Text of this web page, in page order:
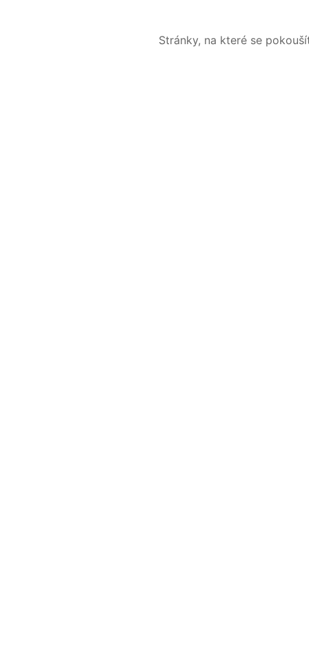
Stránky, na které se